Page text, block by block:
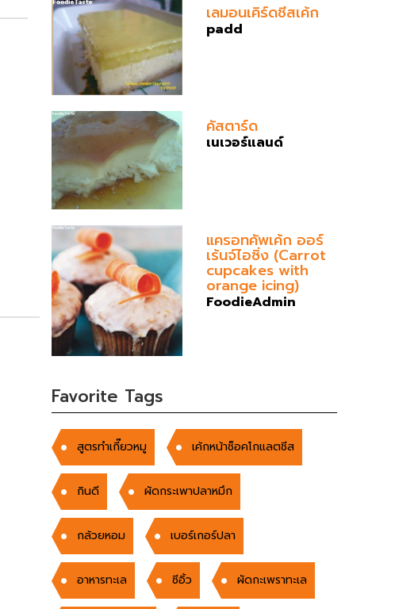
เลมอนเคิร์ดชีสเค้ก
padd
คัสตาร์ด
เนเวอร์แลนด์
แครอทคัพเค้ก ออร์
เร้นจ์ไอซิ่ง (Carrot
cupcakes with
orange icing)
FoodieAdmin
Favorite Tags
สูตรทำเกี๊ยวหมู เค้กหน้าช็อคโกแลตชีส
กินดี ผัดกระเพาปลาหมึก
กล้วยหอม เบอร์เกอร์ปลา
อาหารทะเล ซีอิ้ว ผัดกะเพราทะเล